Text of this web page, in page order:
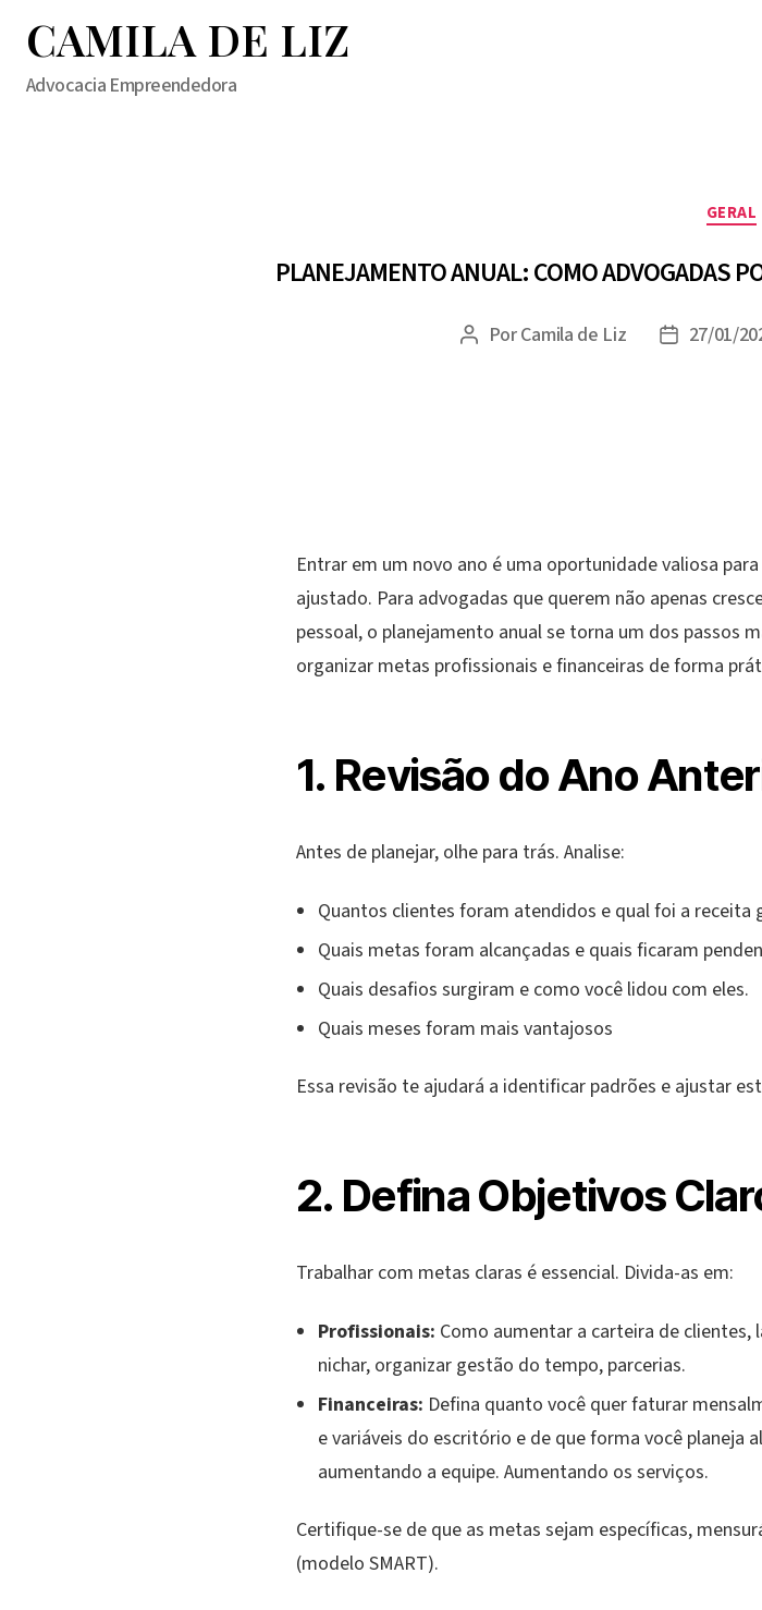
CAMILA DE LIZ
Advocacia Empreendedora
GERAL
PLANEJAMENTO ANUAL: COMO ADVOGADAS
Autor
PorCamila de Liz
Data27/01/
Entrar em um novo ano é uma oportunidade valiosa
ajustado. Para advogadas que querem não apenas
pessoal, o planejamento anual se torna um dos passos
organizar metas profissionais e financeiras de forma
1. Revisão do Ano
Antes de planejar, olhe para trás. Analise:
Quantos clientes foram atendidos e qual foi a receita
Quais metas foram alcançadas e quais ficaram
Quais desafios surgiram e como você lidou com eles.
Quais meses foram mais vantajosos
Essa revisão te ajudará a identificar padrões e ajustar
2. Defina Objetivos
Trabalhar com metas claras é essencial. Divida-as em:
Profissionais: Como aumentar a carteira de
nichar, organizar gestão do tempo, parcerias.
Financeiras: Defina quanto você quer faturar
e variáveis do escritório e de que forma você planeja
aumentando a equipe. Aumentando os serviços.
Certifique-se de que as metas sejam específicas,
(modelo SMART).